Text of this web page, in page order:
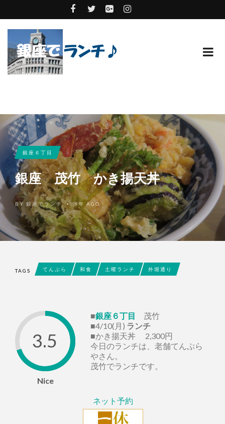
銀座６丁目
銀座 茂竹 かき揚天丼
BY 銀座でランチ •9年 AGO
TAGS てんぷら 和食 土曜ランチ 外堀通り
3.5
Nice
■銀座６丁目
茂竹
■4/10(月) ランチ
■かき揚天丼 2,300円
今日のランチは、老舗てんぷら
やさん。
茂竹でランチです。
ネット予約